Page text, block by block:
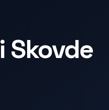
Skovde